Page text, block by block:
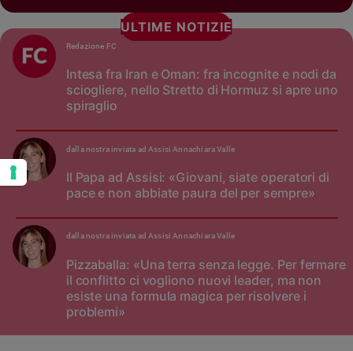
ULTIME NOTIZIE
Intesa fra Iran e Oman: fra incognite e nodi da
sciogliere, nello Stretto di Hormuz si apre uno
spiraglio
Redazione FC
Il Papa ad Assisi: «Giovani, siate operatori di
pace e non abbiate paura del per sempre»
dalla nostra inviata ad Assisi Annachiara Valle
Pizzaballa: «Una terra senza legge. Per fermare
il conflitto ci vogliono nuovi leader, ma non
esiste una formula magica per risolvere i
problemi»
dalla nostra inviata ad Assisi Annachiara Valle